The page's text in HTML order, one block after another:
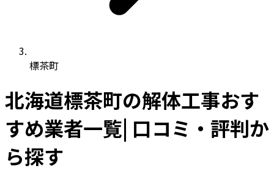
標茶町
北海道標茶町の解体工事おす
すめ業者一覧| 口コミ・評判か
ら探す